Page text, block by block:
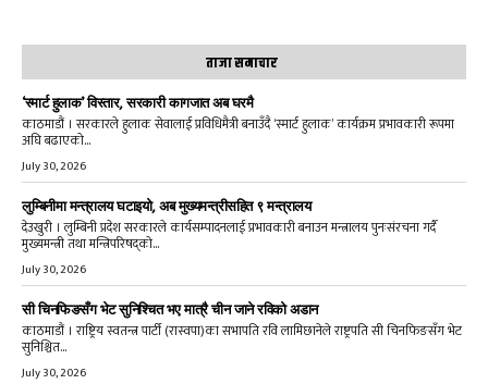
ताजा समाचार
‘स्मार्ट हुलाक’ विस्तार, सरकारी कागजात अब घरमै
काठमाडौं । सरकारले हुलाक सेवालाई प्रविधिमैत्री बनाउँदै ‘स्मार्ट हुलाक’ कार्यक्रम प्रभावकारी रूपमा
अघि बढाएको...
July 30, 2026
लुम्बिनीमा मन्त्रालय घटाइयो, अब मुख्यमन्त्रीसहित ९ मन्त्रालय
देउखुरी । लुम्बिनी प्रदेश सरकारले कार्यसम्पादनलाई प्रभावकारी बनाउन मन्त्रालय पुनःसंरचना गर्दै
मुख्यमन्त्री तथा मन्त्रिपरिषद्को...
July 30, 2026
सी चिनफिङसँग भेट सुनिश्चित भए मात्रै चीन जाने रविको अडान
काठमाडौं । राष्ट्रिय स्वतन्त्र पार्टी (रास्वपा)का सभापति रवि लामिछानेले राष्ट्रपति सी चिनफिङसँग भेट
सुनिश्चित...
July 30, 2026